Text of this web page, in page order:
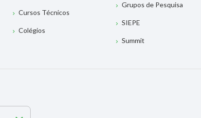
Cursos Técnicos
Colégios
Grupos de Pesquisa
SIEPE
Summit